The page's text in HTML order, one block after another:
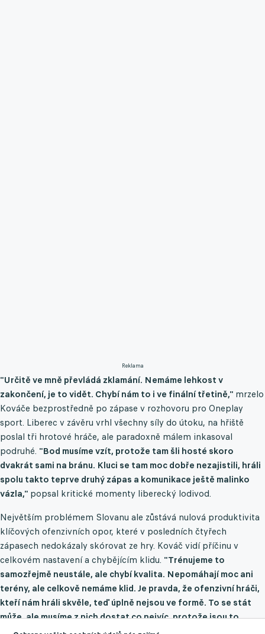
Reklama
"Určitě ve mně převládá zklamání. Nemáme lehkost v
zakončení, je to vidět. Chybí nám to i ve finální třetině," mrzelo
Kováče bezprostředně po zápase v rozhovoru pro Oneplay
sport. Liberec v závěru vrhl všechny síly do útoku, na hřiště
poslal tři hrotové hráče, ale paradoxně málem inkasoval
podruhé. "Bod musíme vzít, protože tam šli hosté skoro
dvakrát sami na bránu. Kluci se tam moc dobře nezajistili, hráli
spolu takto teprve druhý zápas a komunikace ještě malinko
vázla," popsal kritické momenty liberecký lodivod.
Největším problémem Slovanu ale zůstává nulová produktivita
klíčových ofenzivních opor, které v posledních čtyřech
zápasech nedokázaly skórovat ze hry. Kováč vidí příčinu v
celkovém nastavení a chybějícím klidu. "Trénujeme to
samozřejmě neustále, ale chybí kvalita. Nepomáhají moc ani
terény, ale celkově nemáme klid. Je pravda, že ofenzivní hráči,
kteří nám hráli skvěle, teď úplně nejsou ve formě. To se stát
může, ale musíme z nich dostat co nejvíc, protože jsou to
stěžejní hráči a pomalu se do těch šancí ani nedostávají,"